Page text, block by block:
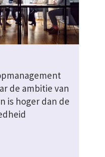
de ambitie van
is hoger dan de